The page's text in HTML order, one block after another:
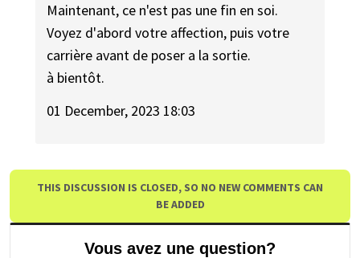
Maintenant, ce n'est pas une fin en soi.
Voyez d'abord votre affection, puis votre
carrière avant de poser a la sortie.
à bientôt.
01 December, 2023 18:03
THIS DISCUSSION IS CLOSED, SO NO NEW COMMENTS CAN
BE ADDED
Vous avez une question?